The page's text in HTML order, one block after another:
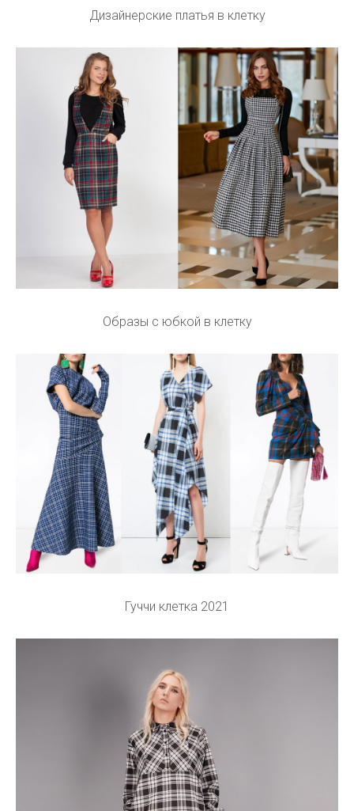
Дизайнерские платья в клетку
Образы с юбкой в клетку
Гуччи клетка 2021